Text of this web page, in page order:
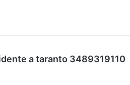
a taranto 3489319110